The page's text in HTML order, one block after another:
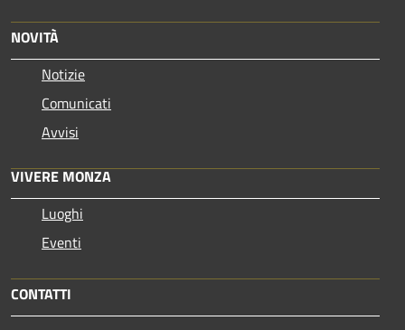
NOVITÀ
Notizie
Comunicati
Avvisi
VIVERE MONZA
Luoghi
Eventi
CONTATTI